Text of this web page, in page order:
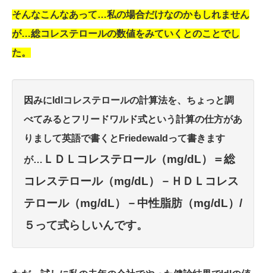
そんなこんなあって…私の場合だけなのかもしれません
が…総コレステロールの数値をみていくとのことでし
た。
因みにldlコレステロールの計算法を、ちょっと調
べてみるとフリードワルド式という計算の仕方があ
りまして英語で書くとFriedewaldって書きます
が… ＬＤＬコレステロール（mg/dL）＝総
コレステロール（mg/dL）－ＨＤＬコレス
テロール（mg/dL）－中性脂肪（mg/dL）/
５って式らしいんです。